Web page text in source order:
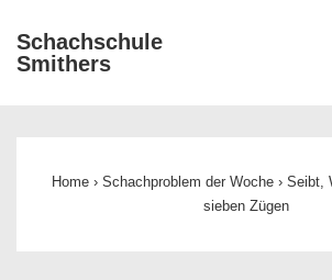
Zum
Inhalt
Schachschule
Smithers
Home › Schachproblem der Woche › Seibt,
sieben Zügen